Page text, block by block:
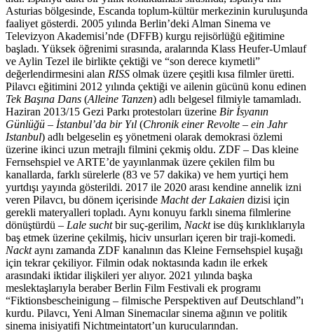
Asturias bölgesinde, Escanda toplum-kültür merkezinin kuruluşunda
faaliyet gösterdi. 2005 yılında Berlin’deki Alman Sinema ve
Televizyon Akademisi’nde (DFFB) kurgu rejisörlüğü eğitimine
başladı. Yüksek öğrenimi sırasında, aralarında Klass Heufer-Umlauf
ve Aylin Tezel ile birlikte çektiği ve “son derece kıymetli”
değerlendirmesini alan RISS olmak üzere çeşitli kısa filmler üretti.
Pilavcı eğitimini 2012 yılında çektiği ve ailenin gücünü konu edinen
Tek Başına Dans (Alleine Tanzen) adlı belgesel filmiyle tamamladı.
Haziran 2013/15 Gezi Parkı protestoları üzerine Bir İsyanın
Günlüğü – İstanbul’da bir Yıl (Chronik einer Revolte – ein Jahr
Istanbul) adlı belgeselin eş yönetmeni olarak demokrasi özlemi
üzerine ikinci uzun metrajlı filmini çekmiş oldu. ZDF – Das kleine
Fernsehspiel ve ARTE’de yayınlanmak üzere çekilen film bu
kanallarda, farklı sürelerle (83 ve 57 dakika) ve hem yurtiçi hem
yurtdışı yayında gösterildi. 2017 ile 2020 arası kendine annelik izni
veren Pilavcı, bu dönem içerisinde Macht der Lakaien dizisi için
gerekli materyalleri topladı. Aynı konuyu farklı sinema filmlerine
dönüştürdü – Lale suchtbir suç-gerilim, Nacktise düş kırıklıklarıyla
baş etmek üzerine çekilmiş, hiciv unsurları içeren bir traji-komedi.
Nacktaynı zamanda ZDF kanalının das Kleine Fernsehspiel kuşağı
için tekrar çekiliyor. Filmin odak noktasında kadın ile erkek
arasındaki iktidar ilişkileri yer alıyor. 2021 yılında başka
meslektaşlarıyla beraber Berlin Film Festivali ek programı
“Fiktionsbescheinigung – filmische Perspektiven auf Deutschland”ı
kurdu. Pilavcı, Yeni Alman Sinemacılar sinema ağının ve politik
sinema inisiyatifi Nichtmeintatort’un kurucularından.